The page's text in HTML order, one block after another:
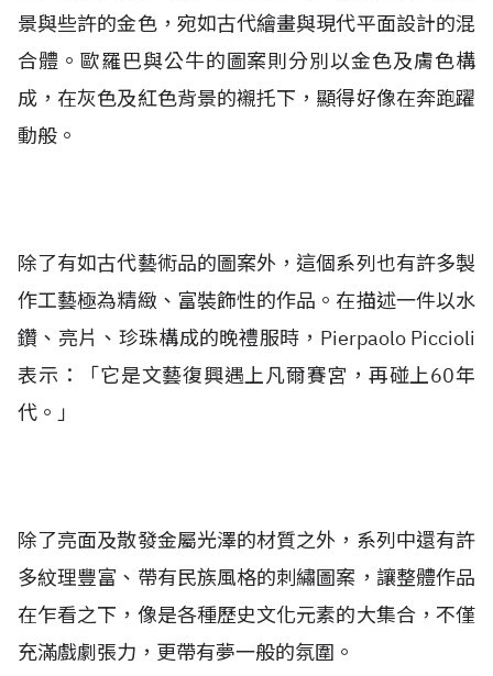
景與些許的金色，宛如古代繪畫與現代平面設計的混
合體。歐羅巴與公牛的圖案則分別以金色及膚色構
成，在灰色及紅色背景的襯托下，顯得好像在奔跑躍
動般。
除了有如古代藝術品的圖案外，這個系列也有許多製
作工藝極為精緻、富裝飾性的作品。在描述一件以水
鑽、亮片、珍珠構成的晚禮服時，Pierpaolo Piccioli
表示：「它是文藝復興遇上凡爾賽宮，再碰上60年
代。」
除了亮面及散發金屬光澤的材質之外，系列中還有許
多紋理豐富、帶有民族風格的刺繡圖案，讓整體作品
在乍看之下，像是各種歷史文化元素的大集合，不僅
充滿戲劇張力，更帶有夢一般的氛圍。